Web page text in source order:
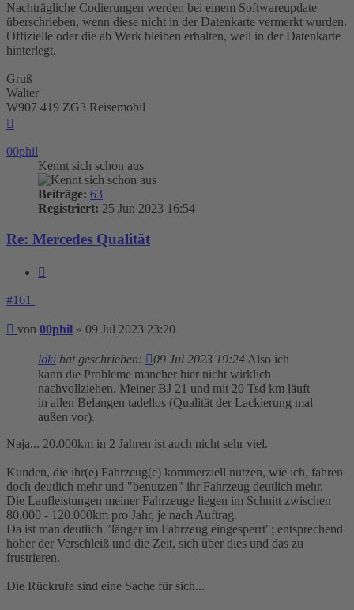
Nachträgliche Codierungen werden bei einem Softwareupdate
überschrieben, wenn diese nicht in der Datenkarte vermerkt wurden.
Offizielle oder die ab Werk bleiben erhalten, weil in der Datenkarte
hinterlegt.
Gruß
Walter
W907 419 ZG3 Reisemobil
00phil
Kennt sich schon aus
Beiträge: 63
Registriert: 25 Jun 2023 16:54
Re: Mercedes Qualität
#161
Beitrag
von 00phil » 09 Jul 2023 23:20
loki hat geschrieben: 09 Jul 2023 19:24 Also ich
kann die Probleme mancher hier nicht wirklich
nachvollziehen. Meiner BJ 21 und mit 20 Tsd km läuft
in allen Belangen tadellos (Qualität der Lackierung mal
außen vor).
Naja... 20.000km in 2 Jahren ist auch nicht sehr viel.
Kunden, die ihr(e) Fahrzeug(e) kommerziell nutzen, wie ich, fahren
doch deutlich mehr und "benutzen" ihr Fahrzeug deutlich mehr.
Die Laufleistungen meiner Fahrzeuge liegen im Schnitt zwischen
80.000 - 120.000km pro Jahr, je nach Auftrag.
Da ist man deutlich "länger im Fahrzeug eingesperrt"; entsprechend
höher der Verschleiß und die Zeit, sich über dies und das zu
frustrieren.
Die Rückrufe sind eine Sache für sich...